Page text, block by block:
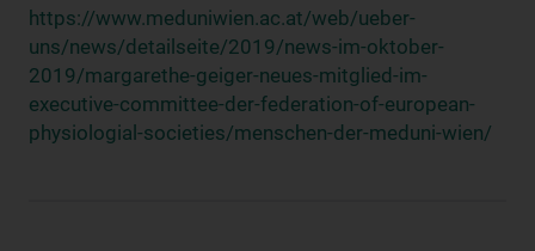
https://www.meduniwien.ac.at/web/ueber-
uns/news/detailseite/2019/news-im-oktober-
2019/margarethe-geiger-neues-mitglied-im-
executive-committee-der-federation-of-european-
physiologial-societies/menschen-der-meduni-wien/